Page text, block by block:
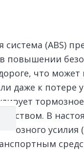
(ABS)
повышении
что
даже к потере
В
усилия